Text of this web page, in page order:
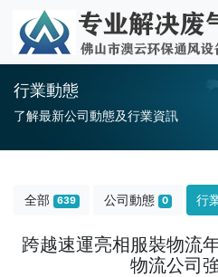
行業動態
了解最新公司動態及行業資訊
全部 639 公司動態 0 行
跨越速運亮相服裝物流
物流公司